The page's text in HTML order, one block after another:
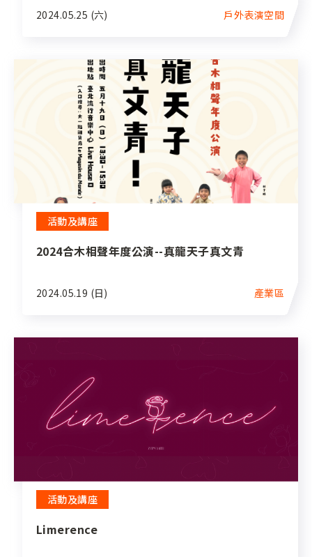
ARTISTS FIRST CONCERT IN TAIWAN
2024.05.25 (六) 戶外表演空間
活動及講座
2024合木相聲年度公演--真龍天子真文青
2024.05.19 (日) 產業區
活動及講座
Limerence